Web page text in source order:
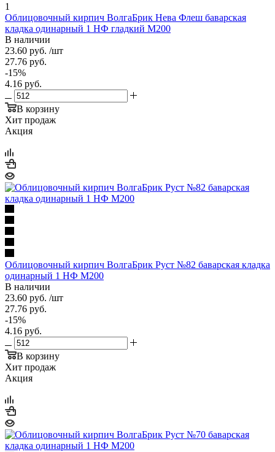
1
Облицовочный кирпич ВолгаБрик Нева Флеш баварская
кладка одинарный 1 НФ гладкий М200
В наличии
23.60 руб. /шт
27.76 руб.
-15%
4.16 руб.
В корзину
Хит продаж
Акция
Облицовочный кирпич ВолгаБрик Руст №82 баварская кладка
одинарный 1 НФ М200
В наличии
23.60 руб. /шт
27.76 руб.
-15%
4.16 руб.
В корзину
Хит продаж
Акция